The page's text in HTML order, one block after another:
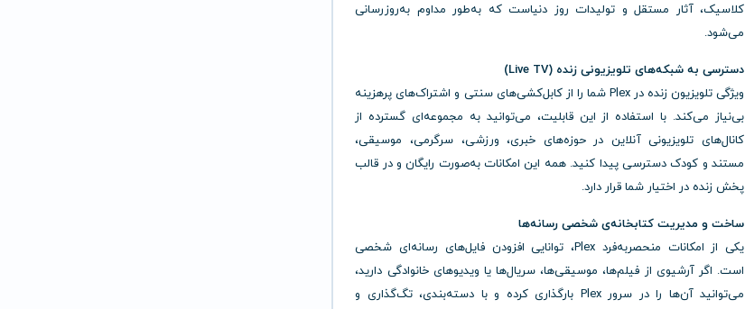
کلاسیک، آثار مستقل و تولیدات روز دنیاست که به‌طور مداوم به‌روزرسانی
می‌شود.
دسترسی به شبکه‌های تلویزیونی زنده (Live TV)
ویژگی تلویزیون زنده در Plex شما را از کابل‌کشی‌های سنتی و اشتراک‌های پرهزینه
بی‌نیاز می‌کند. با استفاده از این قابلیت، می‌توانید به مجموعه‌ای گسترده از
کانال‌های تلویزیونی آنلاین در حوزه‌های خبری، ورزشی، سرگرمی، موسیقی،
مستند و کودک دسترسی پیدا کنید. همه این امکانات به‌صورت رایگان و در قالب
پخش زنده در اختیار شما قرار دارد.
ساخت و مدیریت کتابخانه‌ی شخصی رسانه‌ها
یکی از امکانات منحصربه‌فرد Plex، توانایی افزودن فایل‌های رسانه‌ای شخصی
است. اگر آرشیوی از فیلم‌ها، موسیقی‌ها، سریال‌ها یا ویدیوهای خانوادگی دارید،
می‌توانید آن‌ها را در سرور Plex بارگذاری کرده و با دسته‌بندی، تگ‌گذاری و